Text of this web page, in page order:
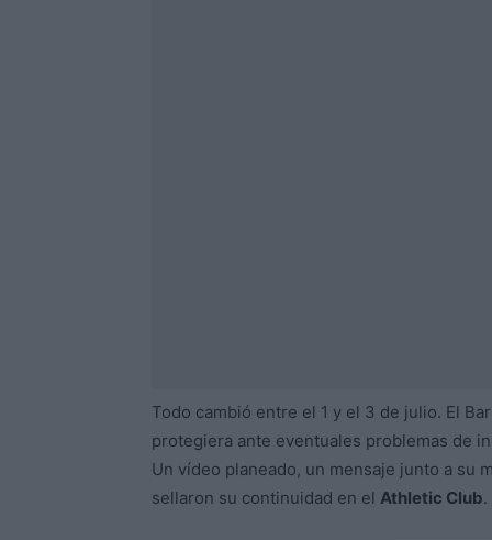
Todo cambió entre el 1 y el 3 de julio. El
protegiera ante eventuales problemas de
Un vídeo planeado, un mensaje junto a su
sellaron su continuidad en el Athletic Club